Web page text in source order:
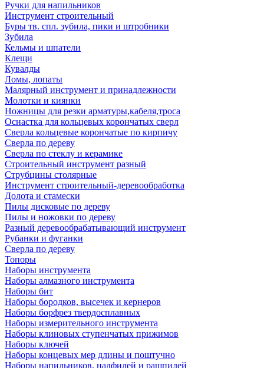
Ручки для напильников
Инструмент строительный
Буры тв. спл. зубила, пики и штробники
Зубила
Кельмы и шпатели
Клещи
Кувалды
Ломы, лопаты
Малярный инструмент и принадлежности
Молотки и киянки
Ножницы для резки арматуры,кабеля,троса
Оснастка для кольцевых корончатых сверл
Сверла кольцевые корончатые по кирпичу
Сверла по дереву
Сверла по стеклу и керамике
Строительный инструмент разный
Струбцины столярные
Инструмент строительный-деревообработка
Долота и стамески
Пилы дисковые по дереву
Пилы и ножовки по дереву
Разный деревообрабатывающий инструмент
Рубанки и фуганки
Сверла по дереву
Топоры
Наборы инструмента
Наборы алмазного инструмента
Наборы бит
Наборы бородков, высечек и кернеров
Наборы борфрез твердосплавных
Наборы измерительного инструмента
Наборы клиновых ступенчатых прижимов
Наборы ключей
Наборы концевых мер длины и поштучно
Наборы напильников, надфилей и рашпилей